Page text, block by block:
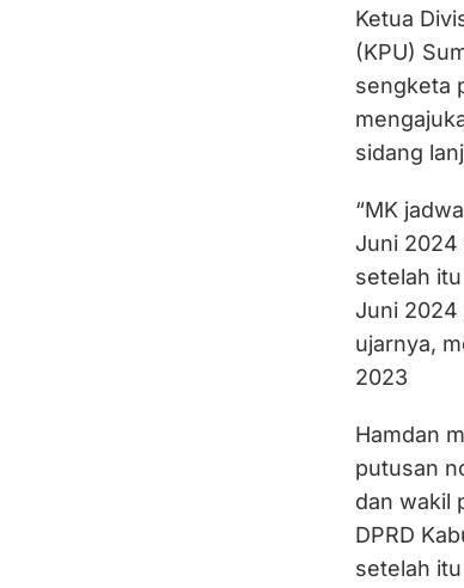
Ketua
(KPU)
sengketa
sidang
“MK
Juni 2024
setelah
Juni 2024
ujarnya,
2023
Hamdan
putusan
dan wakil
DPRD
setelah